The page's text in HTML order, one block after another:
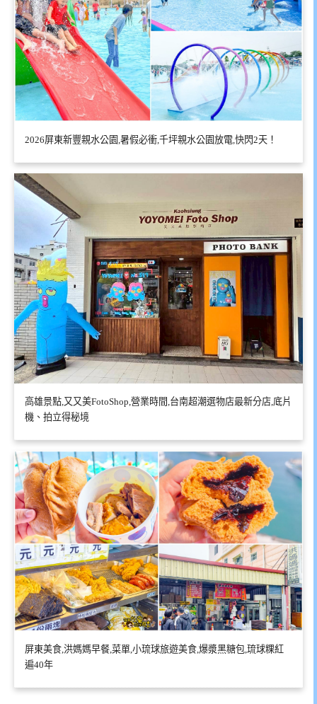
2026屏東新豐親水公園,暑假必衝,千坪親水公園放電,快閃2天！
高雄景點,又又美FotoShop,營業時間,台南超潮選物店最新分店,底片
機、拍立得秘境
屏東美食,洪媽媽早餐,菜單,小琉球旅遊美食,爆漿黑糖包,琉球粿紅
遍40年